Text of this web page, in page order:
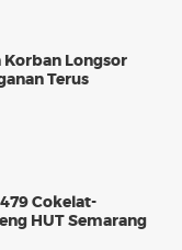
Longsor
Terus
Cokelat-
HUT Semarang